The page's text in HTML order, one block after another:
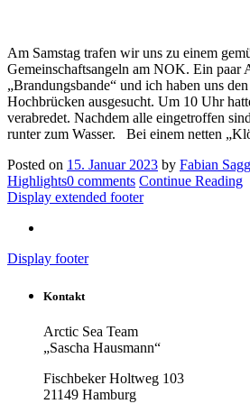
Am Samstag trafen wir uns zu einem
Gemeinschaftsangeln am NOK. Ein paar
„Brandungsbande“ und ich haben uns
Hochbrücken ausgesucht. Um 10 Uhr
verabredet. Nachdem alle eingetroffen
runter zum Wasser. Bei einem netten
Posted on 15. Januar 2023 by Fabian
Highlights0 comments Continue Reading
Display extended footer
Display footer
Kontakt
Arctic Sea Team
„Sascha Hausmann“
Fischbeker Holtweg 103
21149 Hamburg